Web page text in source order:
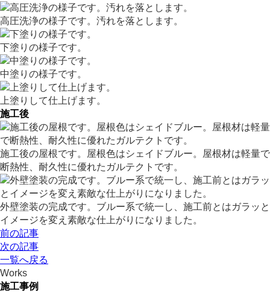
高圧洗浄の様子です。汚れを落とします。
下塗りの様子です。
中塗りの様子です。
上塗りして仕上げます。
施工後
施工後の屋根です。屋根色はシェイドブルー。屋根材は軽量で
断熱性、耐久性に優れたガルテクトです。
外壁塗装の完成です。ブルー系で統一し、施工前とはガラッと
イメージを変え素敵な仕上がりになりました。
前の記事
次の記事
一覧へ戻る
Works
施工事例